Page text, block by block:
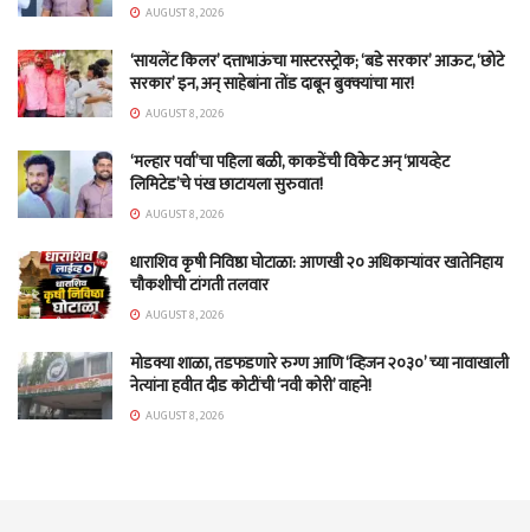
AUGUST 8, 2026
‘सायलेंट किलर’ दत्ताभाऊंचा मास्टरस्ट्रोक; ‘बडे सरकार’ आऊट, ‘छोटे
सरकार’ इन, अन् साहेबांना तोंड दाबून बुक्क्यांचा मार!
AUGUST 8, 2026
‘मल्हार पर्वा’चा पहिला बळी, काकडेंची विकेट अन् ‘प्रायव्हेट
लिमिटेड’चे पंख छाटायला सुरुवात!
AUGUST 8, 2026
धाराशिव कृषी निविष्ठा घोटाळा: आणखी २० अधिकाऱ्यांवर खातेनिहाय
चौकशीची टांगती तलवार
AUGUST 8, 2026
मोडक्या शाळा, तडफडणारे रुग्ण आणि ‘व्हिजन २०३०’ च्या नावाखाली
नेत्यांना हवीत दीड कोटींची ‘नवी कोरी’ वाहने!
AUGUST 8, 2026